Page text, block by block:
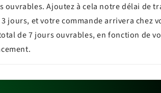
ouvrables. Ajoutez à cela notre délai de
3 jours, et votre commande arrivera chez
de 7 jours ouvrables, en fonction de